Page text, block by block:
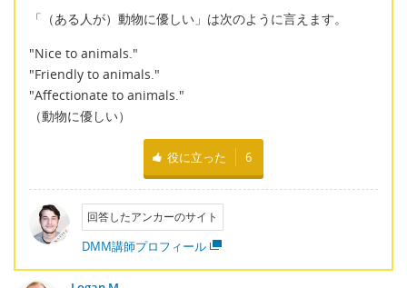
「（ある人が）動物に優しい」は次のように言えます。
"Nice to animals."
"Friendly to animals."
"Affectionate to animals."
（動物に優しい）
役に立った 6
回答したアンカーのサイト
DMM講師プロフィール